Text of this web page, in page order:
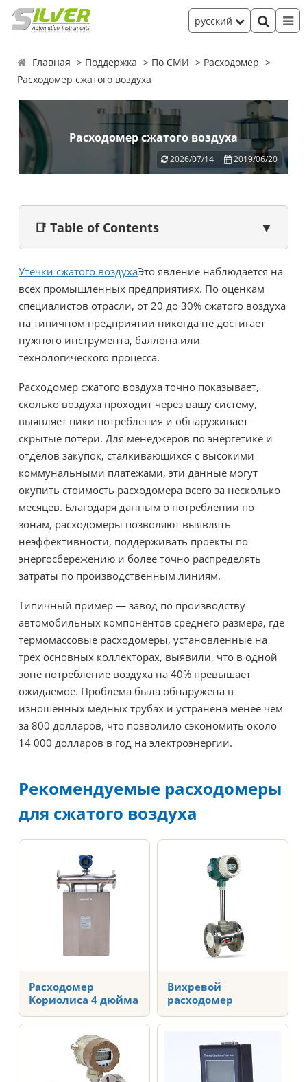
русский
Главная Поддержка По СМИ
Расходомер
Расходомер сжатого воздуха
Расходомер сжатого воздуха
2026/07/14 2019/06/20
📑 Table of Contents ▼
Утечки сжатого воздухаЭто явление наблюдается на
всех промышленных предприятиях. По оценкам
специалистов отрасли, от 20 до 30% сжатого воздуха
на типичном предприятии никогда не достигает
нужного инструмента, баллона или
технологического процесса.
Расходомер сжатого воздуха точно показывает,
сколько воздуха проходит через вашу систему,
выявляет пики потребления и обнаруживает
скрытые потери. Для менеджеров по энергетике и
отделов закупок, сталкивающихся с высокими
коммунальными платежами, эти данные могут
окупить стоимость расходомера всего за несколько
месяцев. Благодаря данным о потреблении по
зонам, расходомеры позволяют выявлять
неэффективности, поддерживать проекты по
энергосбережению и более точно распределять
затраты по производственным линиям.
Типичный пример — завод по производству
автомобильных компонентов среднего размера, где
термомассовые расходомеры, установленные на
трех основных коллекторах, выявили, что в одной
зоне потребление воздуха на 40% превышает
ожидаемое. Проблема была обнаружена в
изношенных медных трубах и устранена менее чем
за 800 долларов, что позволило сэкономить около
14 000 долларов в год на электроэнергии.
Рекомендуемые расходомеры
для сжатого воздуха
Расходомер
Кориолиса 4 дюйма
Вихревой
расходомер